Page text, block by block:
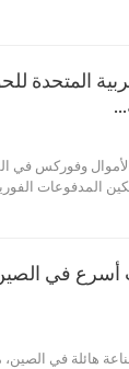
المتحدة
وفوركس في
المدفوعات
أسرع في
هائلة في الصين،